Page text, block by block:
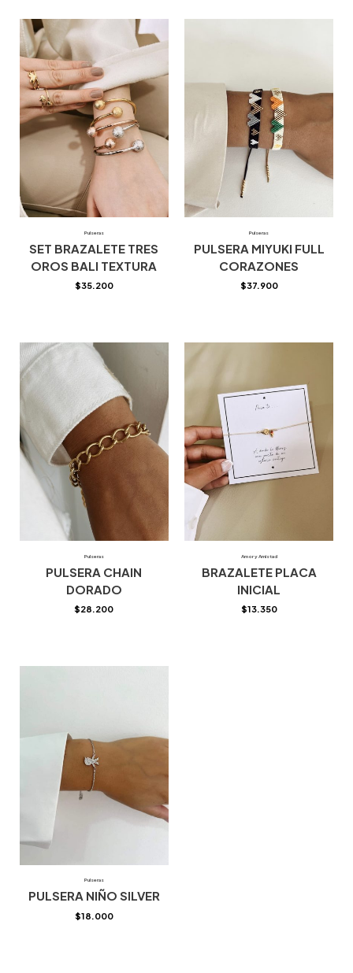
Pulseras
SET BRAZALETE TRES
OROS BALI TEXTURA
$35.200
Pulseras
PULSERA MIYUKI FULL
CORAZONES
$37.900
Pulseras
PULSERA CHAIN
DORADO
$28.200
Amor y Amistad
BRAZALETE PLACA
INICIAL
$13.350
Pulseras
PULSERA NIÑO SILVER
$18.000